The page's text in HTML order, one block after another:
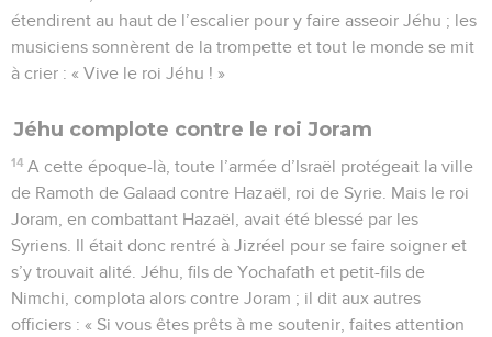
étendirent au haut de l’escalier pour y faire asseoir Jéhu ; les
musiciens sonnèrent de la trompette et tout le monde se mit
à crier : « Vive le roi Jéhu ! »
Jéhu complote contre le roi Joram
14 A cette époque-là, toute l’armée d’Israël protégeait la ville
de Ramoth de Galaad contre Hazaël, roi de Syrie. Mais le roi
Joram, en combattant Hazaël, avait été blessé par les
Syriens. Il était donc rentré à Jizréel pour se faire soigner et
s’y trouvait alité. Jéhu, fils de Yochafath et petit-fils de
Nimchi, complota alors contre Joram ; il dit aux autres
officiers : « Si vous êtes prêts à me soutenir, faites attention